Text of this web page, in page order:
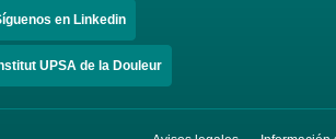
en Linkedin
UPSA de la Douleur